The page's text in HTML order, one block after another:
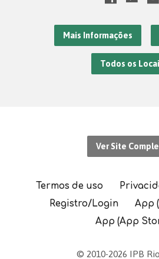
Mais Informações
Todos os
Ver Site
Termos de uso
Registro/Login
App
App (App
© 2010-2026 IPB